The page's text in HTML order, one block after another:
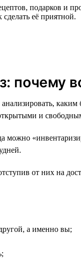
подарков и
её приятной.
и
можно
от них на
а именно вы;